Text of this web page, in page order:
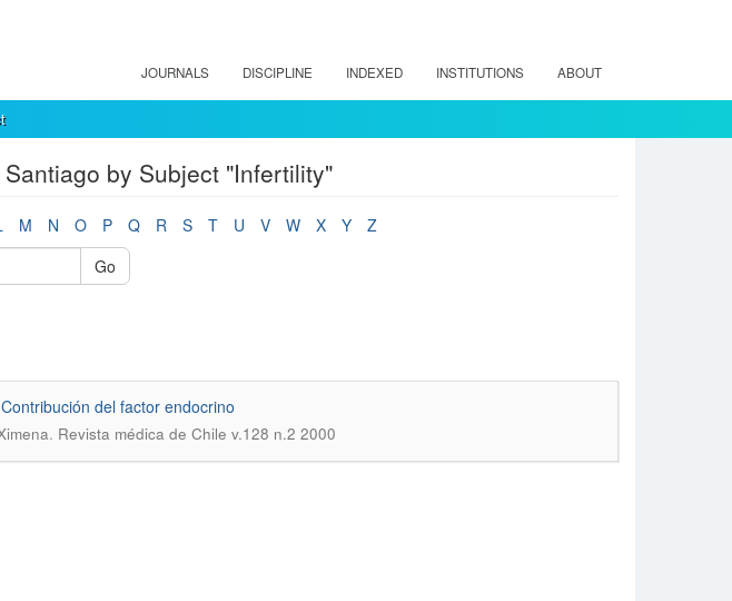
JOURNALS DISCIPLINE INDEXED INSTITUTIONS ABOUT
by Subject "Infertility"
M N O P Q R S T U V W X Y
Z
Go
del factor endocrino
. Revista médica de Chile v.128 n.2 2000